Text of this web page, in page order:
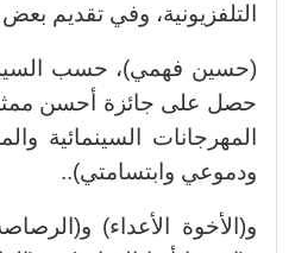
التلفزيونية، وفي تقديم بعض
(حسين فهمي)، حسب السيرة
حصل على جائزة أحسن
المهرجانات السينمائية
ودموعي وابتسامتي)..
و(الأخوة الأعداء)